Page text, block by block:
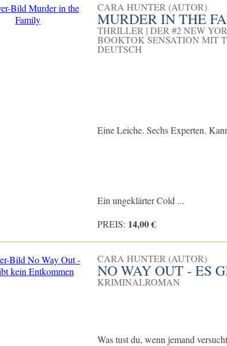
CARA HUNTER (AUTOR)
MURDER IN THE
THRILLER | DER #2 NEW
BOOKTOK SENSATION MIT
DEUTSCH
Eine Leiche. Sechs Experten.
Ein ungeklärter Cold ...
PREIS: 14,00 €
CARA HUNTER (AUTOR)
NO WAY OUT - ES
KRIMINALROMAN
Was tust du, wenn jemand